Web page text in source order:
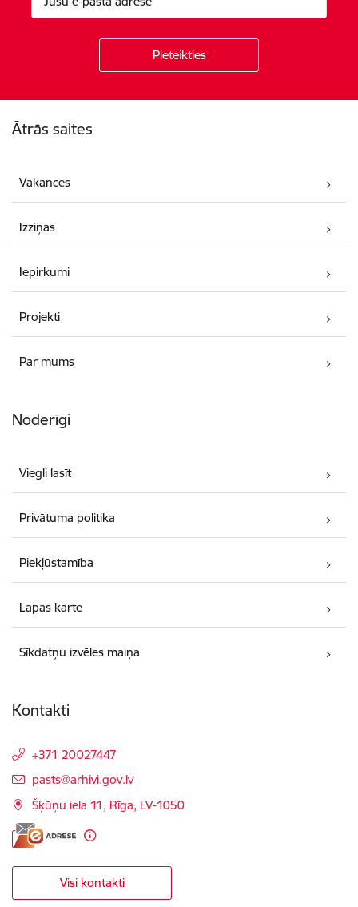
Ātrās saites
Vakances
Izziņas
Iepirkumi
Projekti
Par mums
Noderīgi
Viegli lasīt
Privātuma politika
Piekļūstamība
Lapas karte
Sīkdatņu izvēles maiņa
Kontakti
+371 20027447
E-pasts:
pasts@arhivi.gov.lv
Šķūņu iela 11, Rīga, LV-1050
Visi kontakti